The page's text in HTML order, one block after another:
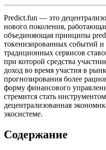
Predict.fun — это
нового поколения,
объединяющая принципы
токенизированных событий
традиционных сервисов
при которой средства
доход во время участия в
прогнозирования более
форму финансового
стремится стать
децентрализованная
экосистеме.
Содержание